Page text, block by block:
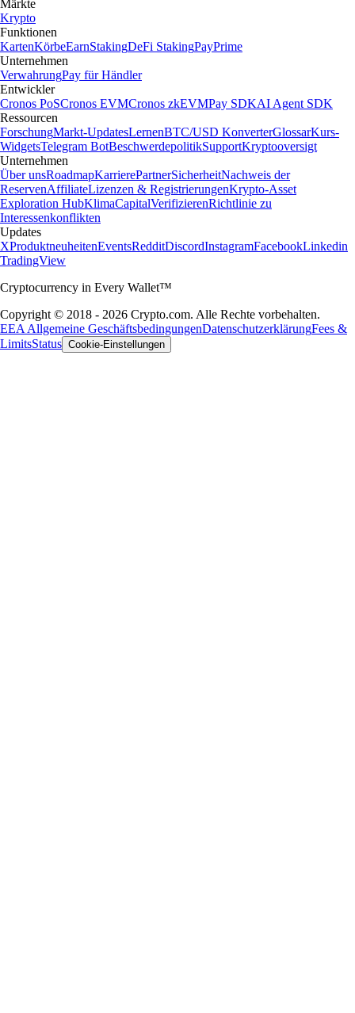
Märkte
Krypto
Funktionen
KartenKörbeEarnStakingDeFi StakingPayPrime
Unternehmen
VerwahrungPay für Händler
Entwickler
Cronos PoSCronos EVMCronos zkEVMPay SDKAI Agent SDK
Ressourcen
ForschungMarkt-UpdatesLernenBTC/USD KonverterGlossarKurs-
WidgetsTelegram BotBeschwerdepolitikSupportKryptooversigt
Unternehmen
Über unsRoadmapKarrierePartnerSicherheitNachweis der
ReservenAffiliateLizenzen & RegistrierungenKrypto-Asset
Exploration HubKlimaCapitalVerifizierenRichtlinie zu
Interessenkonflikten
Updates
XProduktneuheitenEventsRedditDiscordInstagramFacebookLinkedin
TradingView
Cryptocurrency in Every Wallet™
Copyright © 2018 - 2026 Crypto.com. Alle Rechte vorbehalten.
EEA Allgemeine GeschäftsbedingungenDatenschutzerklärungFees &
LimitsStatus Cookie-Einstellungen